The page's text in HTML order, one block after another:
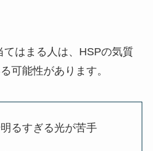
てはまる人は、HSPの気質
可能性があります。
るすぎる光が苦手